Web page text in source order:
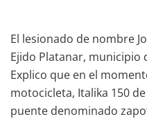
El lesionado de nombre
Ejido Platanar, municipio
Explico que en el
motocicleta, Italika 150
puente denominado